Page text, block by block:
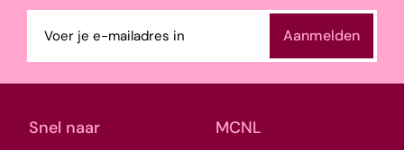
Snel naar MCNL
mailadres
(Vereist)